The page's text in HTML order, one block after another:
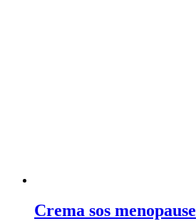
Crema sos menopause